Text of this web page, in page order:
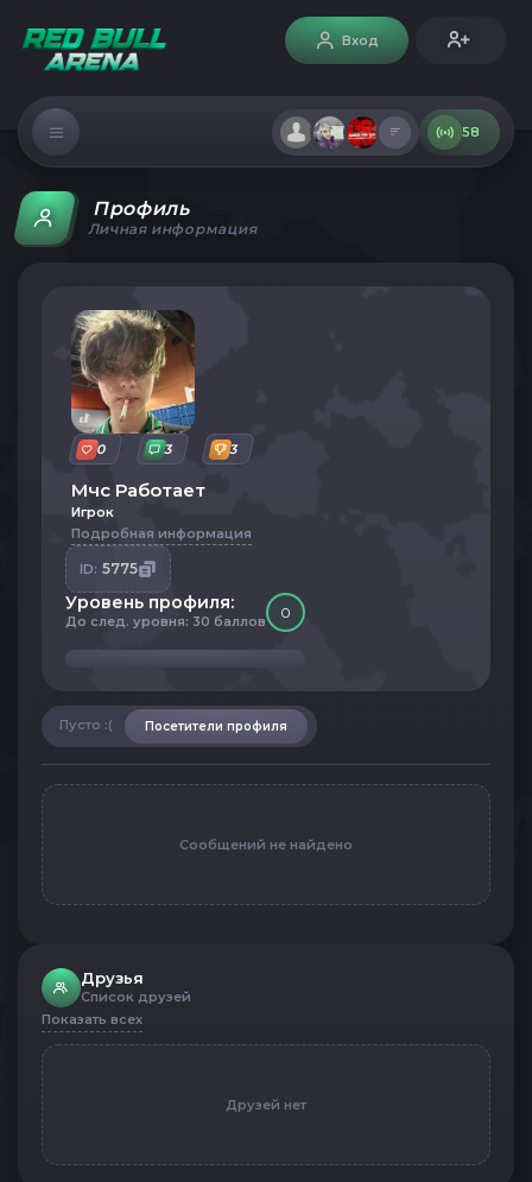
Вход
58
Профиль
Личная информация
0 3 3
Мчс Работает
Игрок
Подробная информация
ID: 5775
Уровень профиля:
До след. уровня: 30 баллов 0
Посетители профиля
Пусто :(
Сообщений не найдено
Друзья
Список друзей
Показать всех
Друзей нет